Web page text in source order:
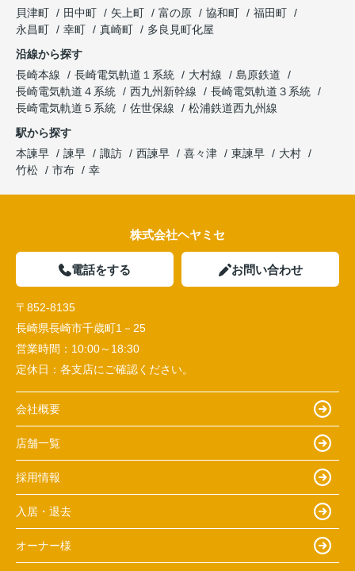
貝津町
田中町 矢上町 富の原 協和町
福田町
永昌町
幸町 真崎町
多良見町化屋
沿線から探す
長崎本線
長崎電気軌道１系統 大村線
島原鉄道
長崎電気軌道４系統
西九州新幹線
長崎電気軌道３系統
長崎電気軌道５系統
佐世保線
松浦鉄道西九州線
駅から探す
本諫早
諫早 諏訪 西諫早 喜々津 東諫早
大村
竹松
市布 幸
株式会社ヘヤミセ
電話をする お問い合わせ
〒852-8135
長崎県長崎市千歳町1－25
営業時間： 10:00～18:30
定休日： 各支店にご確認ください。
会社概要
店舗一覧
採用情報
入居・退去
オーナー様